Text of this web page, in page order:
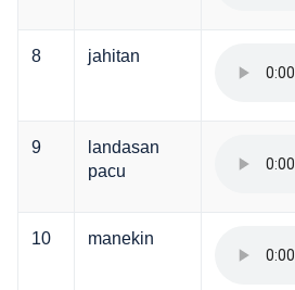
8 jahitan
9
landasan
pacu
10 manekin